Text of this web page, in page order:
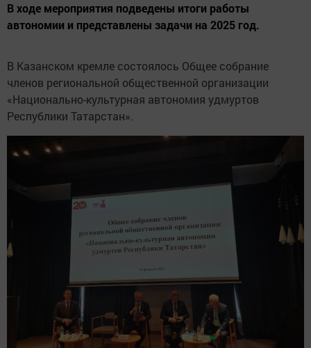
В ходе мероприятия подведены итоги работы
автономии и представлены задачи на 2025 год.
В Казанском кремле состоялось Общее собрание
членов региональной общественной организации
«Национально-культурная автономия удмуртов
Республики Татарстан».